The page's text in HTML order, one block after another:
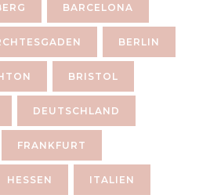
BARCELONA
BERLIN
BRISTOL
DEUTSCHLAND
FRANKFURT
HESSEN ITALIEN